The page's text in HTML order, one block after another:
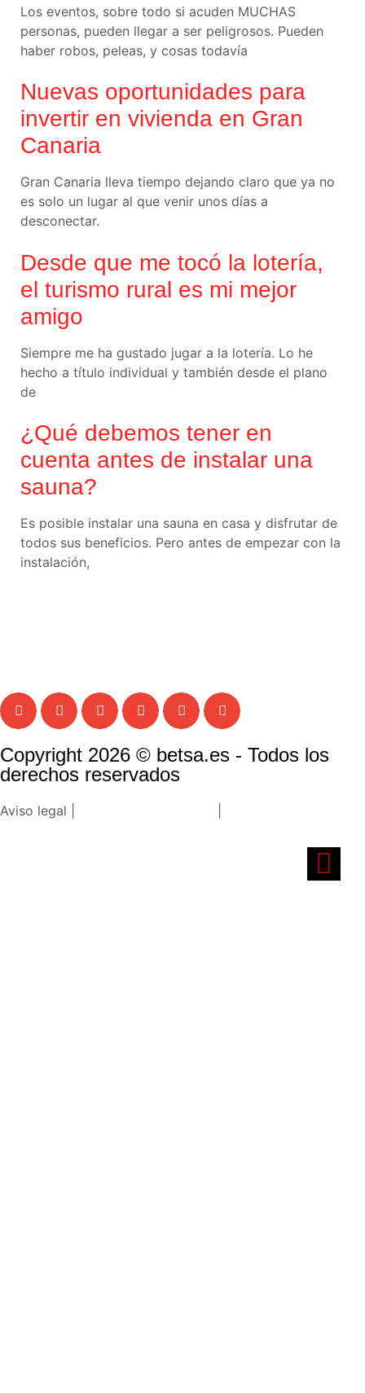
Los eventos, sobre todo si acuden MUCHAS
personas, pueden llegar a ser peligrosos. Pueden
haber robos, peleas, y cosas todavía
Nuevas oportunidades para
invertir en vivienda en Gran
Canaria
Gran Canaria lleva tiempo dejando claro que ya no
es solo un lugar al que venir unos días a
desconectar.
Desde que me tocó la lotería,
el turismo rural es mi mejor
amigo
Siempre me ha gustado jugar a la lotería. Lo he
hecho a título individual y también desde el plano
de
¿Qué debemos tener en
cuenta antes de instalar una
sauna?
Es posible instalar una sauna en casa y disfrutar de
todos sus beneficios. Pero antes de empezar con la
instalación,
Copyright 2026 © betsa.es - Todos los
derechos reservados
Aviso legal |